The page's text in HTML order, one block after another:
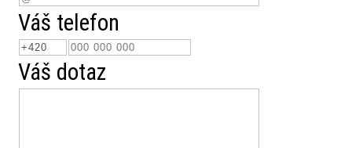
Váš telefon
Váš dotaz